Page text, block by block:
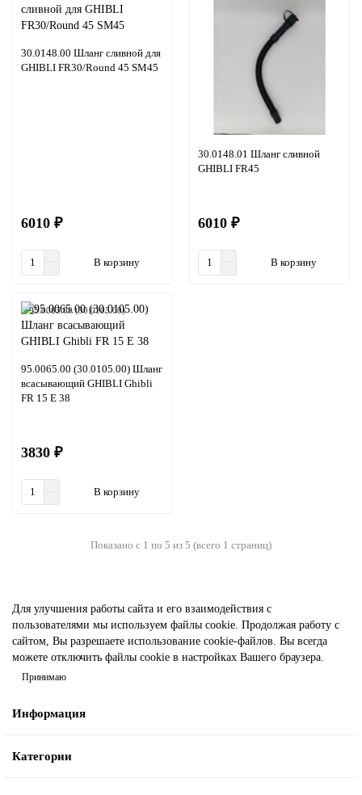
30.0148.00 Шланг сливной для
GHIBLI FR30/Round 45 SM45
6010 ₽
В корзину
30.0148.01 Шланг сливной
GHIBLI FR45
6010 ₽
В корзину
95.0065.00 (30.0105.00)
95.0065.00 (30.0105.00) Шланг
всасывающий GHIBLI Ghibli
FR 15 E 38
3830 ₽
В корзину
Показано с 1 по 5 из 5 (всего 1 страниц)
Для улучшения работы сайта и его взаимодействия с
пользователями мы используем файлы cookie. Продолжая работу с
сайтом, Вы разрешаете использование cookie-файлов. Вы всегда
можете отключить файлы cookie в настройках Вашего браузера.
Принимаю
Информация
Категории